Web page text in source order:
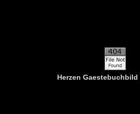
Herzen Gaestebuchbild